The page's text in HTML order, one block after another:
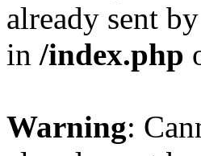
already sent
in /index.php
Warning: